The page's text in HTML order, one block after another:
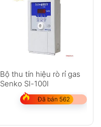
Bộ thu tín hiệu rò rỉ gas
Senko SI-100I
Đã bán 562